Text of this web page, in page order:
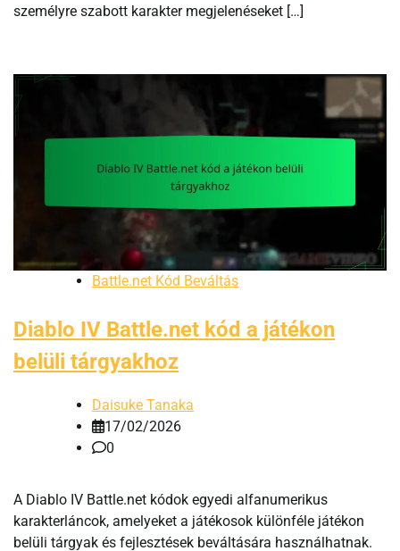
személyre szabott karakter megjelenéseket […]
Battle.net Kód Beváltás
Diablo IV Battle.net kód a játékon
belüli tárgyakhoz
Daisuke Tanaka
17/02/2026
0
A Diablo IV Battle.net kódok egyedi alfanumerikus
karakterláncok, amelyeket a játékosok különféle játékon
belüli tárgyak és fejlesztések beváltására használhatnak.